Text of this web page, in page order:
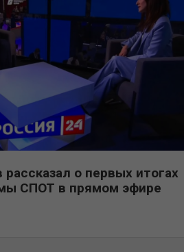
о первых итогах
СПОТ в прямом эфире